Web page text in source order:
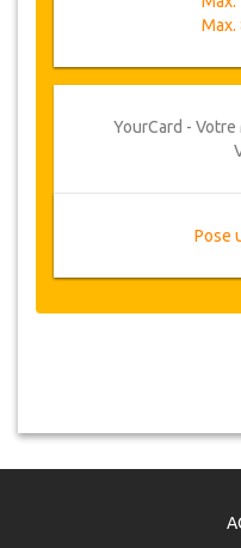
Max.
YourCard -
Pose